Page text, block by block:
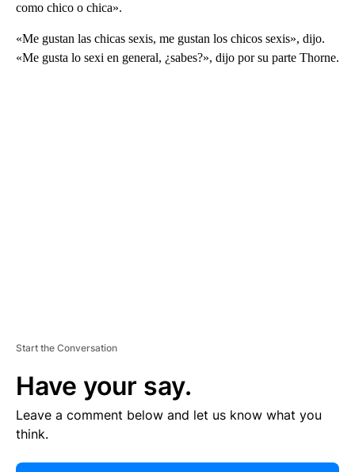
como chico o chica».
«Me gustan las chicas sexis, me gustan los chicos sexis», dijo.
«Me gusta lo sexi en general, ¿sabes?», dijo por su parte Thorne.
Start the Conversation
Have your say.
Leave a comment below and let us know what you
think.